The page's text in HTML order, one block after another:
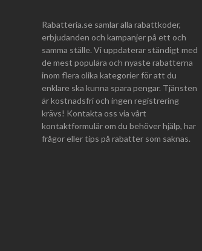
Rabatteria.se samlar alla rabattkoder,
erbjudanden och kampanjer på ett och
samma ställe. Vi uppdaterar ständigt med
de mest populära och nyaste rabatterna
inom flera olika kategorier för att du
enklare ska kunna spara pengar. Tjänsten
är kostnadsfri och ingen registrering
krävs! Kontakta oss via vårt
kontaktformulär om du behöver hjälp, har
frågor eller tips på rabatter som saknas.